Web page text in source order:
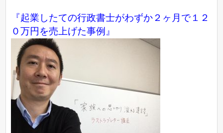
『起業したての行政書士がわずか２ヶ月で１２
０万円を売上げた事例』